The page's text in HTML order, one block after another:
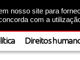
nosso site para
com a
Direitos